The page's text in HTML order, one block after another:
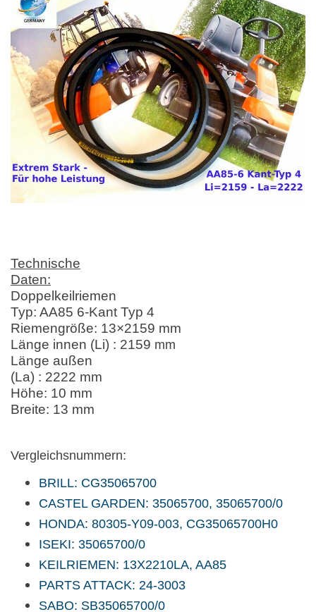
Technische
Daten:
Doppelkeilriemen
Typ: AA85 6-Kant Typ 4
Riemengröße: 13×2159 mm
Länge innen (Li) : 2159 mm
Länge außen
(La) : 2222 mm
Höhe: 10 mm
Breite: 13 mm
Vergleichsnummern:
BRILL: CG35065700
CASTEL GARDEN: 35065700, 35065700/0
HONDA: 80305-Y09-003, CG35065700H0
ISEKI: 35065700/0
KEILRIEMEN: 13X2210LA, AA85
PARTS ATTACK: 24-3003
SABO: SB35065700/0